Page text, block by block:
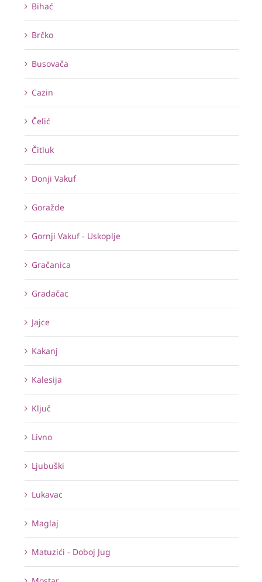
Bihać
Brčko
Busovača
Cazin
Čelić
Čitluk
Donji Vakuf
Goražde
Gornji Vakuf - Uskoplje
Gračanica
Gradačac
Jajce
Kakanj
Kalesija
Ključ
Livno
Ljubuški
Lukavac
Maglaj
Matuzići - Doboj Jug